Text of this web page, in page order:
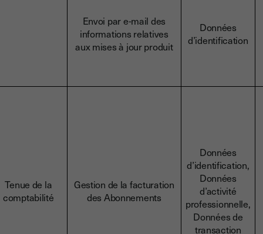
Envoi par e-mail des
informations relatives
aux mises à jour produit
Données
d’identification
Tenue de la
comptabilité
Gestion de la facturation
des Abonnements
Données
d’identification,
Données
d’activité
professionnelle,
Données de
transaction